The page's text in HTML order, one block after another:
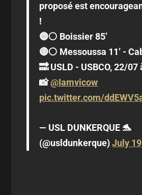
proposé est
!
🔵⚪️ Boissier 85’
🔴⚪️ Messoussa 11’ -
🔜 USLD - USBCO, 22/
📸@Iamvicow
pic.twitter.com/
— USL DUNKERQUE 🐬
(@usldunkerque)July